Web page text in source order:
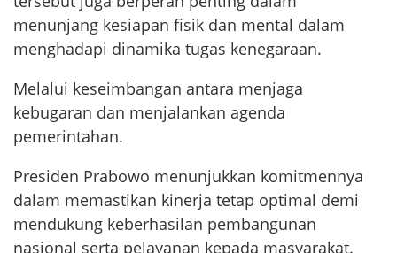
menunjang kesiapan fisik dan mental dalam
menghadapi dinamika tugas kenegaraan.
Melalui keseimbangan antara menjaga
kebugaran dan menjalankan agenda
pemerintahan.
Presiden Prabowo menunjukkan komitmennya
dalam memastikan kinerja tetap optimal demi
mendukung keberhasilan pembangunan
nasional serta pelayanan kepada masyarakat.